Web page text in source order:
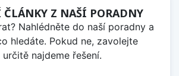
ČLÁNKY Z NAŠÍ PORADNY
Nahlédněte do naší poradny a
hledáte. Pokud ne, zavolejte
najdeme řešení.